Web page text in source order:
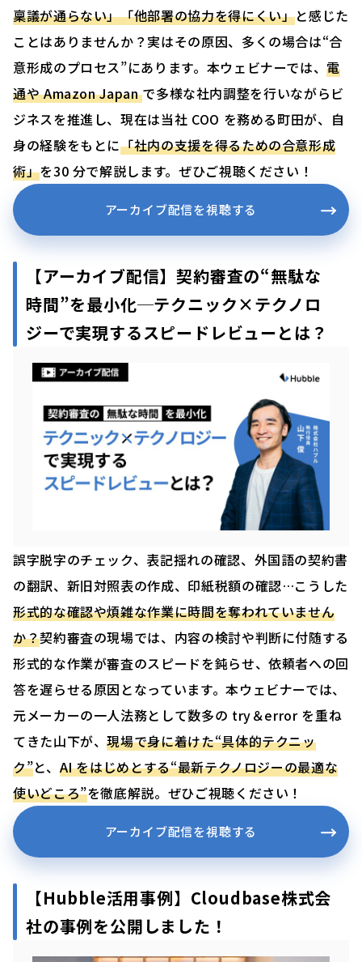
稟議が通らない」「他部署の協力を得にくい」と感じた
ことはありませんか？実はその原因、多くの場合は“合
意形成のプロセス”にあります。本ウェビナーでは、電
通や Amazon Japanで多様な社内調整を行いながらビ
ジネスを推進し、現在は当社 COO を務める町田が、自
身の経験をもとに「社内の支援を得るための合意形成
術」を30 分で解説します。ぜひご視聴ください！
アーカイブ配信を視聴する
【アーカイブ配信】契約審査の“無駄な
時間”を最小化─テクニック×テクノロ
ジーで実現するスピードレビューとは？
誤字脱字のチェック、表記揺れの確認、外国語の契約書
の翻訳、新旧対照表の作成、印紙税額の確認…こうした
形式的な確認や煩雑な作業に時間を奪われていません
か？契約審査の現場では、内容の検討や判断に付随する
形式的な作業が審査のスピードを鈍らせ、依頼者への回
答を遅らせる原因となっています。本ウェビナーでは、
元メーカーの一人法務として数多の try＆error を重ね
てきた山下が、現場で身に着けた“具体的テクニッ
ク”と、 AI をはじめとする“最新テクノロジーの最適な
使いどころ”を徹底解説。ぜひご視聴ください！
アーカイブ配信を視聴する
【Hubble活用事例】Cloudbase株式会
社の事例を公開しました！